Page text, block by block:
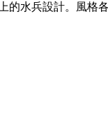
上的水兵設計。風格